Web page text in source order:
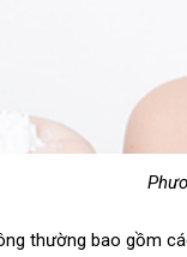
thường bao gồm